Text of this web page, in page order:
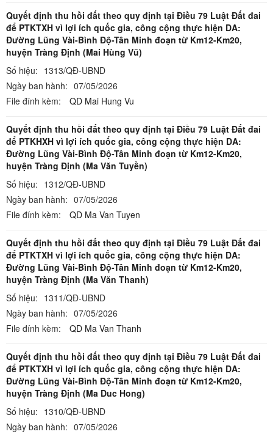
Quyết định thu hồi đất theo quy định tại Điều 79 Luật Đất đai
để PTKTXH vì lợi ích quốc gia, công cộng thực hiện DA:
Đường Lũng Vài-Bình Độ-Tân Minh đoạn từ Km12-Km20,
huyện Tràng Định (Mai Hùng Vũ)
Số hiệu: 1313/QĐ-UBND
Ngày ban hành: 07/05/2026
File đính kèm:
QD Mai Hung Vu
Quyết định thu hồi đất theo quy định tại Điều 79 Luật Đất đai
để PTKHXH vì lợi ích quốc gia, công cộng thực hiện DA:
Đường Lũng Vài-Bình Độ-Tân Minh đoạn từ Km12-Km20,
huyện Tràng Định (Ma Văn Tuyền)
Số hiệu: 1312/QĐ-UBND
Ngày ban hành: 07/05/2026
File đính kèm:
QD Ma Van Tuyen
Quyết định thu hồi đất theo quy định tại Điều 79 Luật Đất đai
để PTKTXH vì lợi ích quốc gia, công cộng thực hiện DA:
Đường Lũng Vài-Bình Độ-Tân Minh đoạn từ Km12-Km20,
huyện Tràng Định (Ma Văn Thanh)
Số hiệu: 1311/QĐ-UBND
Ngày ban hành: 07/05/2026
File đính kèm:
QD Ma Van Thanh
Quyết định thu hồi đất theo quy định tại Điều 79 Luật Đất đai
để PTKTXH vì lợi ích quốc gia, công cộng thực hiện DA:
Đường Lũng Vài-Bình Độ-Tân Minh đoạn từ Km12-Km20,
huyện Tràng Định (Ma Duc Hong)
Số hiệu: 1310/QĐ-UBND
Ngày ban hành: 07/05/2026